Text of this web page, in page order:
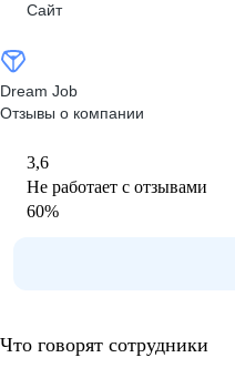
Сайт
Dream Job
Отзывы о компании
3,6
Не работает с отзывами
60%
Что говорят сотрудники